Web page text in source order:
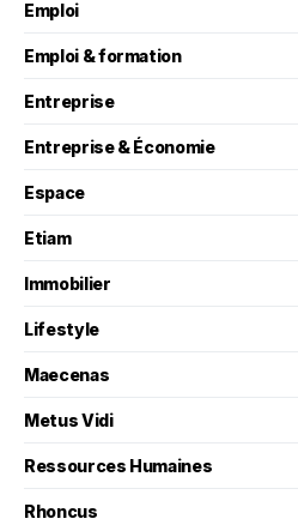
Emploi
Emploi & formation
Entreprise
Entreprise & Économie
Espace
Etiam
Immobilier
Lifestyle
Maecenas
Metus Vidi
Ressources Humaines
Rhoncus